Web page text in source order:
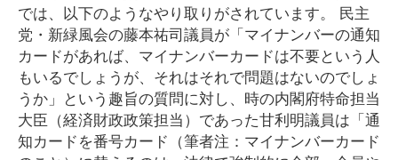
では、以下のようなやり取りがされています。 民主
党・新緑風会の藤本祐司議員が「マイナンバーの通知
カードがあれば、マイナンバーカードは不要という人
もいるでしょうが、それはそれで問題はないのでしょ
うか」という趣旨の質問に対し、時の内閣府特命担当
大臣（経済財政政策担当）であった甘利明議員は「通
知カードを番号カード（筆者注：マイナンバーカード